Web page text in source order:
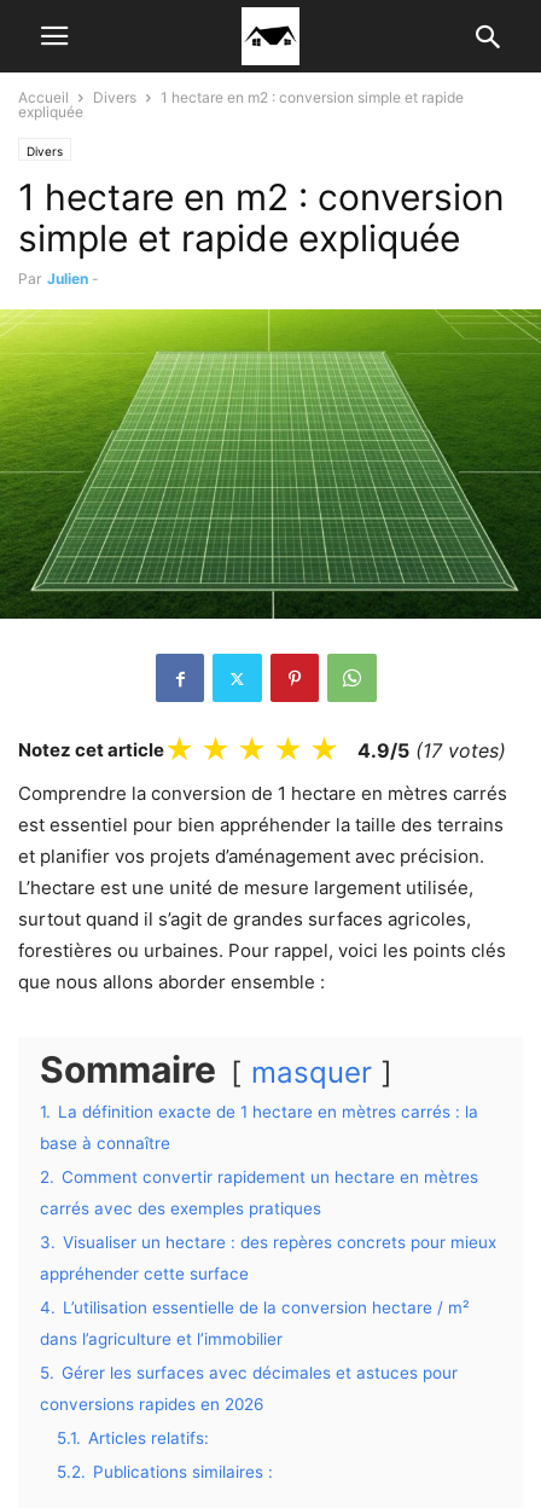
Accueil Divers
1 hectare en m2 : conversion simple et rapide
expliquée
Divers
1 hectare en m2 : conversion
simple et rapide expliquée
Par Julien -
Notez cet article★ ★ ★ ★ ★ 4.9/5 (17 votes)
Comprendre la conversion de 1 hectare en mètres carrés
est essentiel pour bien appréhender la taille des terrains
et planifier vos projets d’aménagement avec précision.
L’hectare est une unité de mesure largement utilisée,
surtout quand il s’agit de grandes surfaces agricoles,
forestières ou urbaines. Pour rappel, voici les points clés
que nous allons aborder ensemble :
Sommaire masquer
1. La définition exacte de 1 hectare en mètres carrés : la
base à connaître
2. Comment convertir rapidement un hectare en mètres
carrés avec des exemples pratiques
3. Visualiser un hectare : des repères concrets pour mieux
appréhender cette surface
4. L’utilisation essentielle de la conversion hectare / m²
dans l’agriculture et l’immobilier
5. Gérer les surfaces avec décimales et astuces pour
conversions rapides en 2026
5.1. Articles relatifs:
5.2. Publications similaires :